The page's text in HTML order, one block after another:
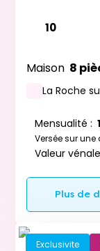
10
Maison 8
La Roche
Mensualité :
Versée sur
Valeur
Plus de
Exclusivite